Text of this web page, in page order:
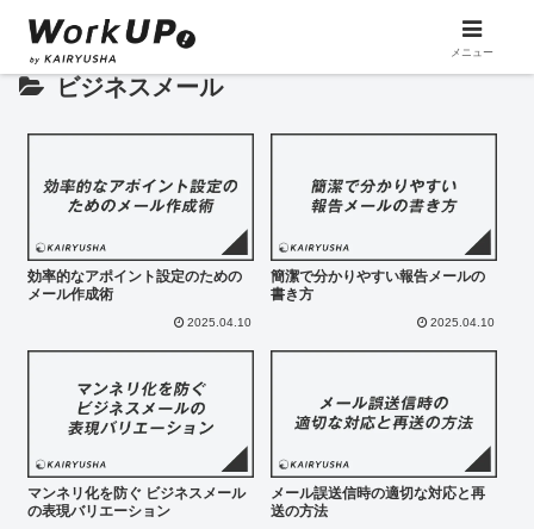
ビジネスメール
効率的なアポイント設定のための
メール作成術
2025.04.10
簡潔で分かりやすい報告メールの
書き方
2025.04.10
マンネリ化を防ぐ ビジネスメール
の表現バリエーション
メール誤送信時の適切な対応と再
送の方法
メニュー